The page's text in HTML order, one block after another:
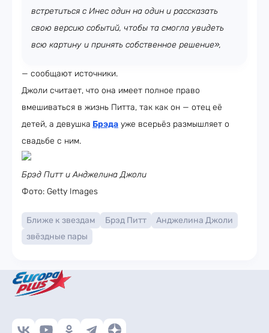
встретиться с Инес один на один и рассказать
свою версию событий, чтобы та смогла увидеть
всю картину и принять собственное решение»,
— сообщают источники.
Джоли считает, что она имеет полное право
вмешиваться в жизнь Питта, так как он — отец её
детей, а девушка Брэда уже всерьёз размышляет о
свадьбе с ним.
Брэд Питт и Анджелина Джоли
Фото: Getty Images
Ближе к звездам Брэд Питт
Анджелина Джоли
звёздные пары